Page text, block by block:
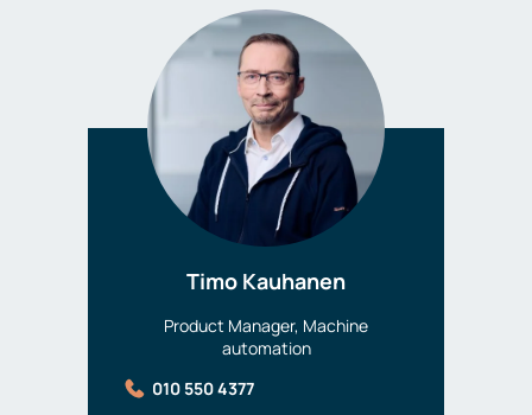
Timo Kauhanen
Product Manager, Machine
automation
010 550 4377